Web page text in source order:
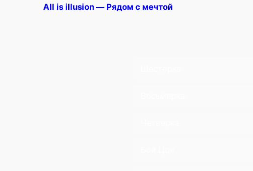
All is illusion — Рядом с мечтой